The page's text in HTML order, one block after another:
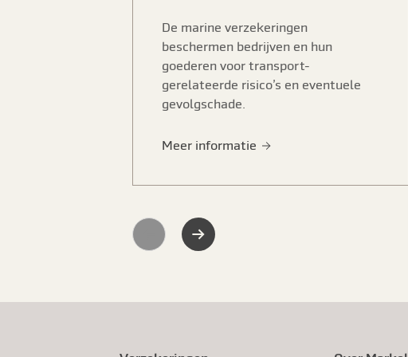
De marine verzekeringen
beschermen bedrijven en hun
goederen voor transport-
gerelateerde risico’s en eventuele
gevolgschade.
Meer informatie
PreviousNext